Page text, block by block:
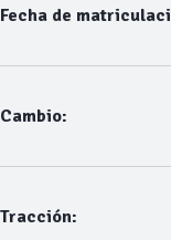
Fecha de
Cambio:
Tracción: